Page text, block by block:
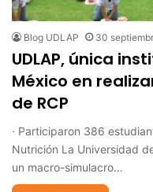
Blog UDLAP 30
UDLAP, única
México en
de RCP
· Participaron 386
Nutrición La Universidad
un macro-simulacro…